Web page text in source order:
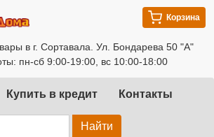
в г. Сортавала. Ул. Бондарева 50 "А"
пн-сб 9:00-19:00, вс 10:00-18:00
Корзина
Купить в кредит Контакты
Найти